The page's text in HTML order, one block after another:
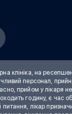
клініка, на
персонал,
прийом у лікаря
годину, є час
питання, лікар